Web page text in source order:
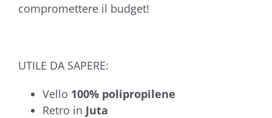
compromettere il budget!
UTILE DA SAPERE:
Vello 100% polipropilene
Retro in Juta